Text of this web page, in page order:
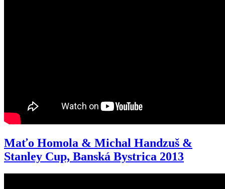
Maťo Homola & Michal Handzuš &
Stanley Cup, Banská Bystrica 2013